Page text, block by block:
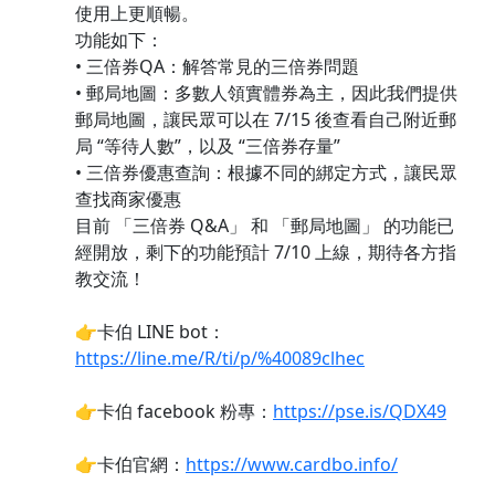
使用上更順暢。
功能如下：
• 三倍券QA：解答常見的三倍券問題
• 郵局地圖：多數人領實體券為主，因此我們提供
郵局地圖，讓民眾可以在 7/15 後查看自己附近郵
局 “等待人數”，以及 “三倍券存量”
• 三倍券優惠查詢：根據不同的綁定方式，讓民眾
查找商家優惠
目前 「三倍券 Q&A」 和 「郵局地圖」 的功能已
經開放，剩下的功能預計 7/10 上線，期待各方指
教交流！
👉卡伯 LINE bot：
https://line.me/R/ti/p/%40089clhec
👉卡伯 facebook 粉專： https://pse.is/QDX49
👉卡伯官網： https://www.cardbo.info/